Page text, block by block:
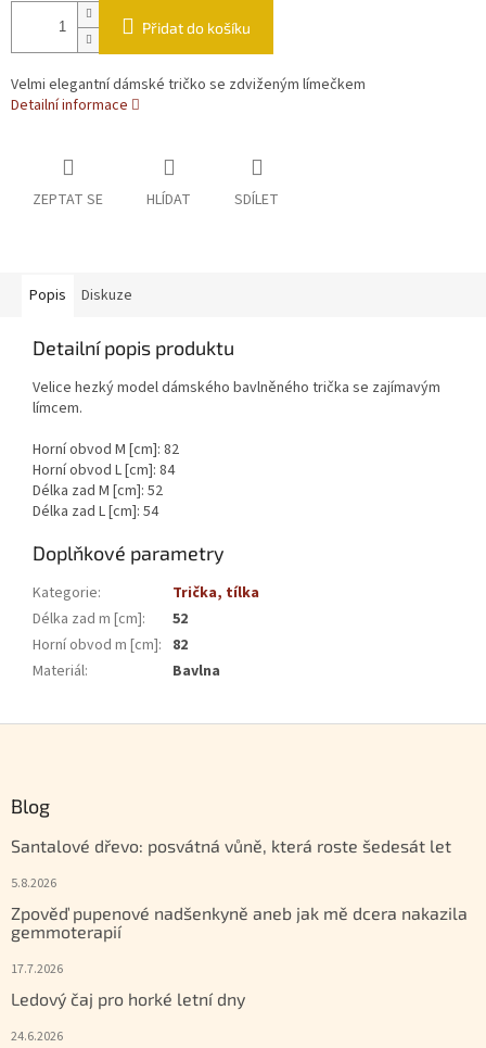
Přidat do košíku
Velmi elegantní dámské tričko se zdviženým límečkem
Detailní informace
ZEPTAT SE HLÍDAT SDÍLET
Popis Diskuze
Detailní popis produktu
Velice hezký model dámského bavlněného trička se zajímavým
límcem.
Horní obvod M [cm]: 82
Horní obvod L [cm]: 84
Délka zad M [cm]: 52
Délka zad L [cm]: 54
Doplňkové parametry
Kategorie:
Trička, tílka
Délka zad m [cm]:
52
Horní obvod m [cm]: 82
Materiál: Bavlna
Blog
Santalové dřevo: posvátná vůně, která roste šedesát let
5.8.2026
Zpověď pupenové nadšenkyně aneb jak mě dcera nakazila
gemmoterapií
17.7.2026
Ledový čaj pro horké letní dny
24.6.2026